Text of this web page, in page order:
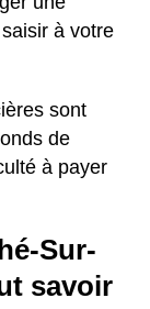
à votre
sont
de
à payer
Sur-
savoir